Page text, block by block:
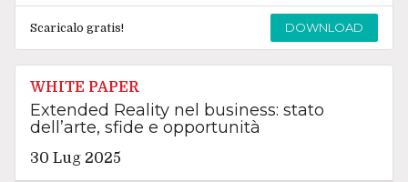
Scaricalo gratis! DOWNLOAD
WHITE PAPER
Extended Reality nel business: stato
dell’arte, sfide e opportunità
30 Lug 2025